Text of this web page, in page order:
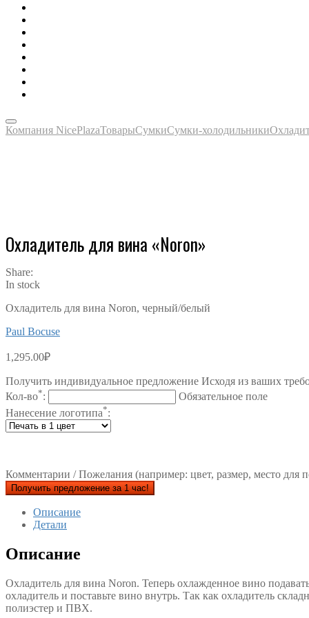
Компания NicePlazaТоварыСумкиСумки-холодильники
Охладитель для вина «Noron»
Share:
In stock
Охладитель для вина Noron, черный/белый
Paul Bocuse
1,295.00₽
Получить индивидуальное предложение Исходя из ваших
Кол-во*:
Обязательное поле
Нанесение логотипа*:
Комментарии / Пожелания (например: цвет, размер, место для
Получить предложение за 1 час!
Описание
Детали
Описание
Охладитель для вина Noron. Теперь охлажденное вино
охладитель и поставьте вино внутрь. Так как охладитель
полиэстер и ПВХ.